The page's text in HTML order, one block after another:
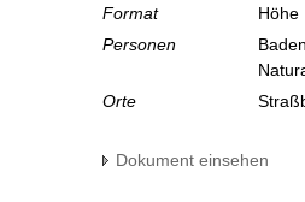
Format
Höhe
Personen
Orte
Dokument einsehen